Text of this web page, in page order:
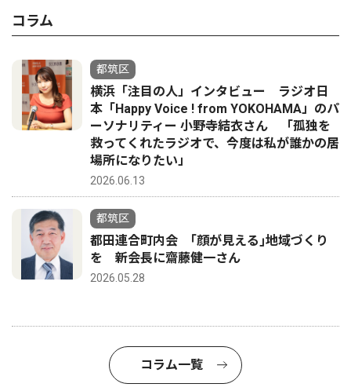
コラム
都筑区
横浜「注目の人」インタビュー ラジオ日
本「Happy Voice ! from YOKOHAMA」のパ
ーソナリティー 小野寺結衣さん 「孤独を
救ってくれたラジオで、今度は私が誰かの居
場所になりたい」
2026.06.13
都筑区
都田連合町内会 ｢顔が見える｣地域づくり
を 新会長に齋藤健一さん
2026.05.28
コラム一覧